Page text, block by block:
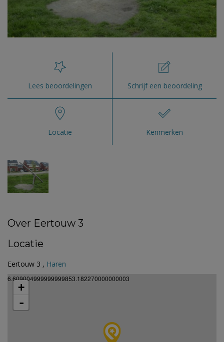
Lees beoordelingen Schrijf een beoordeling
Locatie Kenmerken
Over Eertouw 3
Locatie
Eertouw 3 , Haren
6.609004999999999853.182270000000003
+
-